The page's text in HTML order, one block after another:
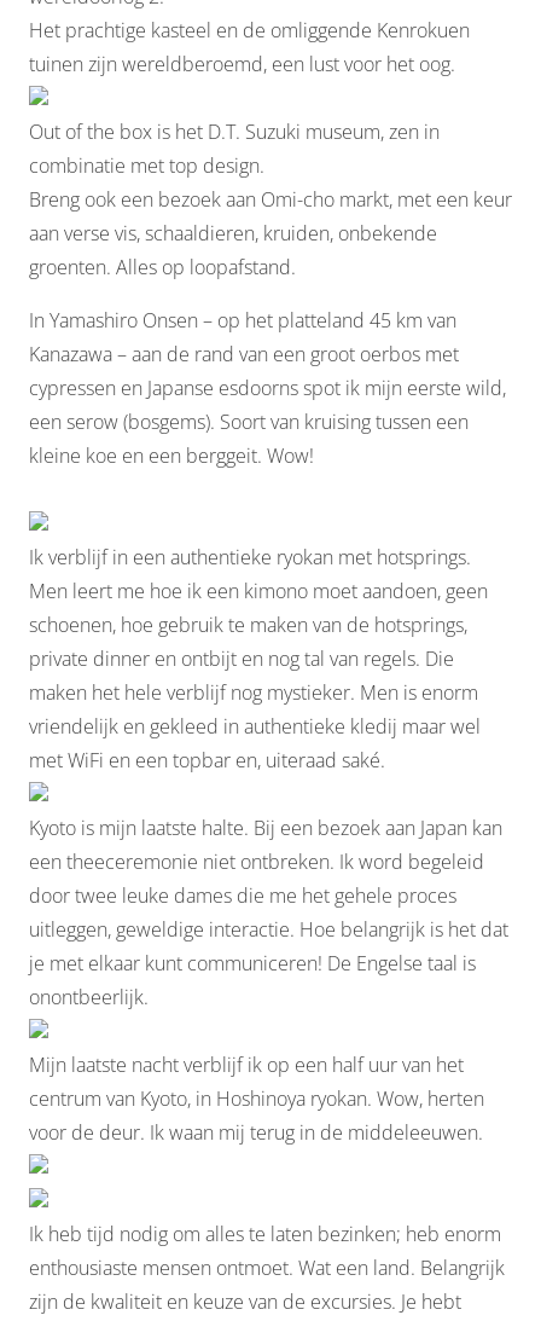
Het prachtige kasteel en de omliggende Kenrokuen
tuinen zijn wereldberoemd, een lust voor het oog.
Out of the box is het D.T. Suzuki museum, zen in
combinatie met top design.
Breng ook een bezoek aan Omi-cho markt, met een keur
aan verse vis, schaaldieren, kruiden, onbekende
groenten. Alles op loopafstand.
In Yamashiro Onsen – op het platteland 45 km van
Kanazawa – aan de rand van een groot oerbos met
cypressen en Japanse esdoorns spot ik mijn eerste wild,
een serow (bosgems). Soort van kruising tussen een
kleine koe en een berggeit. Wow!
Ik verblijf in een authentieke ryokan met hotsprings.
Men leert me hoe ik een kimono moet aandoen, geen
schoenen, hoe gebruik te maken van de hotsprings,
private dinner en ontbijt en nog tal van regels. Die
maken het hele verblijf nog mystieker. Men is enorm
vriendelijk en gekleed in authentieke kledij maar wel
met WiFi en een topbar en, uiteraad saké.
Kyoto is mijn laatste halte. Bij een bezoek aan Japan kan
een theeceremonie niet ontbreken. Ik word begeleid
door twee leuke dames die me het gehele proces
uitleggen, geweldige interactie. Hoe belangrijk is het dat
je met elkaar kunt communiceren! De Engelse taal is
onontbeerlijk.
Mijn laatste nacht verblijf ik op een half uur van het
centrum van Kyoto, in Hoshinoya ryokan. Wow, herten
voor de deur. Ik waan mij terug in de middeleeuwen.
Ik heb tijd nodig om alles te laten bezinken; heb enorm
enthousiaste mensen ontmoet. Wat een land. Belangrijk
zijn de kwaliteit en keuze van de excursies. Je hebt